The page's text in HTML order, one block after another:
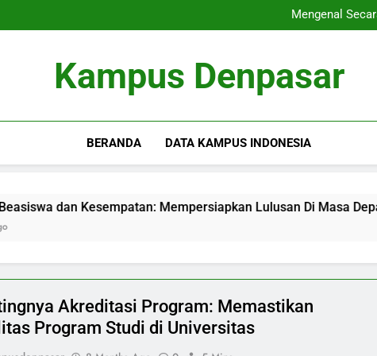
Mengenal
Kompetisi Karya Ilmiah
Mengenal
Kompetisi Karya Ilmiah
Kampus Denpasar
BERANDA DATA KAMPUS INDONESIA
Kesempatan: Mempersiapkan Lulusan Di Masa Depan
Akreditasi Program: Memastikan
Program Studi di Universitas